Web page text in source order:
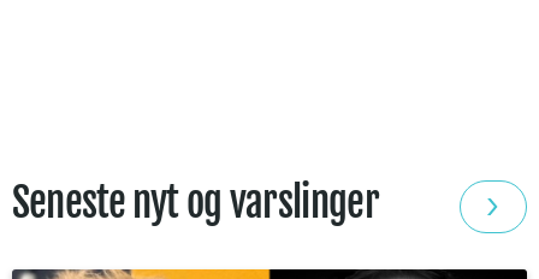
Seneste nyt og varslinger